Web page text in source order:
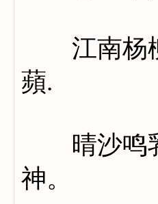
江南杨柳
蘋.
晴沙鸣乳
神。